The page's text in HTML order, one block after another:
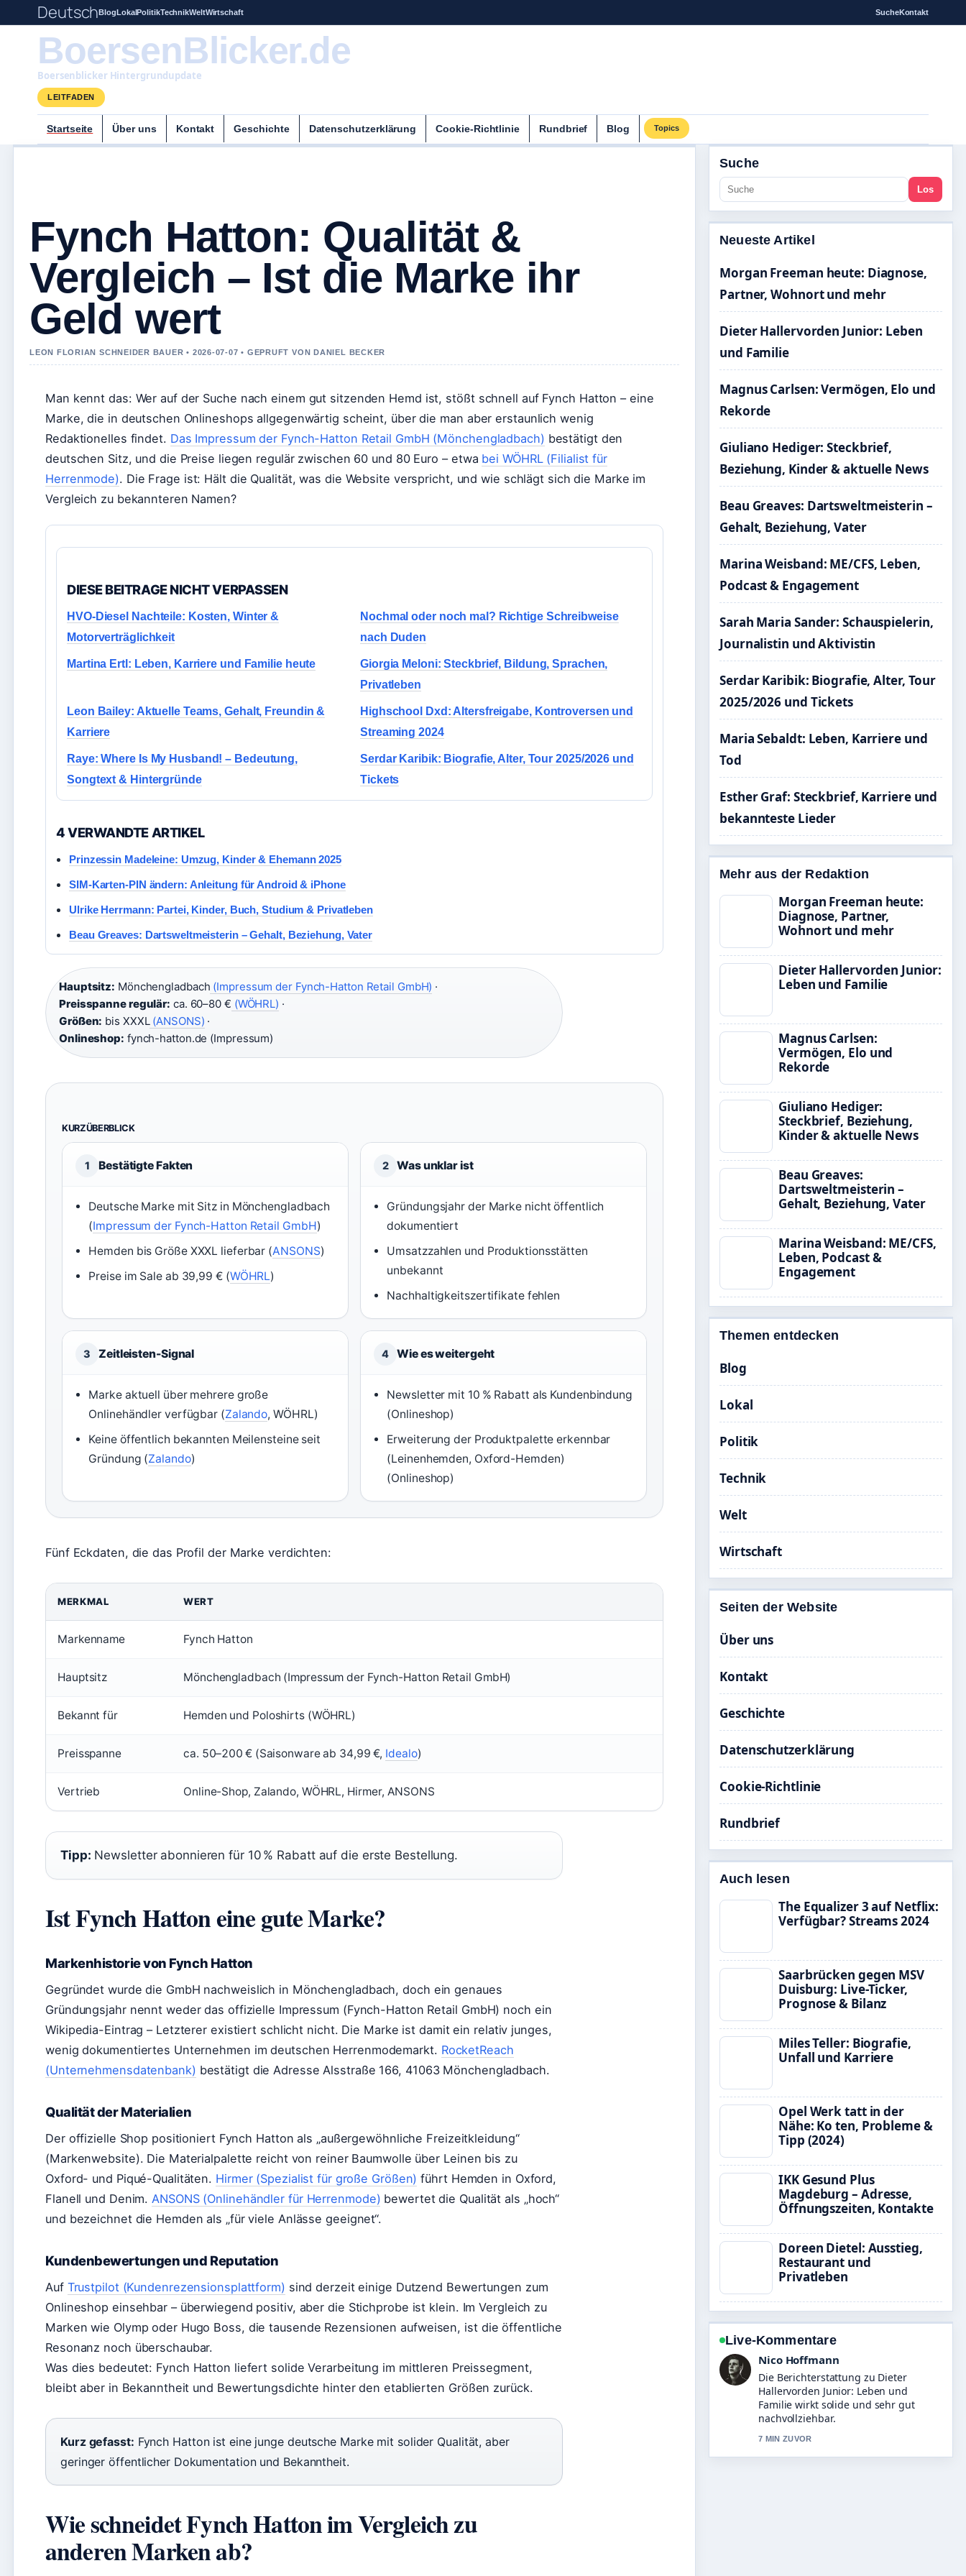
DeutschBlogLokalPolitikTechnikWeltWirtschaft SucheKontakt
BoersenBlicker.de
Boersenblicker Hintergrundupdate
LEITFADEN
Startseite Über uns Kontakt Geschichte Datenschutzerklärung Cookie-Richtlinie Rundbrief Blog Topics
Fynch Hatton: Qualität &
Vergleich – Ist die Marke ihr
Geld wert
LEON FLORIAN SCHNEIDER BAUER • 2026-07-07 • GEPRUFT VON DANIEL BECKER
Man kennt das: Wer auf der Suche nach einem gut sitzenden Hemd ist, stößt schnell auf Fynch Hatton – eine
Marke, die in deutschen Onlineshops allgegenwärtig scheint, über die man aber erstaunlich wenig
Redaktionelles findet. Das Impressum der Fynch-Hatton Retail GmbH (Mönchengladbach) bestätigt den
deutschen Sitz, und die Preise liegen regulär zwischen 60 und 80 Euro – etwa bei WÖHRL (Filialist für
Herrenmode). Die Frage ist: Hält die Qualität, was die Website verspricht, und wie schlägt sich die Marke im
Vergleich zu bekannteren Namen?
DIESE BEITRAGE NICHT VERPASSEN
HVO-Diesel Nachteile: Kosten, Winter &
Motorverträglichkeit
Nochmal oder noch mal? Richtige Schreibweise
nach Duden
Martina Ertl: Leben, Karriere und Familie heute
Giorgia Meloni: Steckbrief, Bildung, Sprachen,
Privatleben
Leon Bailey: Aktuelle Teams, Gehalt, Freundin &
Karriere
Highschool Dxd: Altersfreigabe, Kontroversen und
Streaming 2024
Raye: Where Is My Husband! – Bedeutung,
Songtext & Hintergründe
Serdar Karibik: Biografie, Alter, Tour 2025/2026 und
Tickets
4 VERWANDTE ARTIKEL
Prinzessin Madeleine: Umzug, Kinder & Ehemann 2025
SIM-Karten-PIN ändern: Anleitung für Android & iPhone
Ulrike Herrmann: Partei, Kinder, Buch, Studium & Privatleben
Beau Greaves: Dartsweltmeisterin – Gehalt, Beziehung, Vater
Hauptsitz: Mönchengladbach (Impressum der Fynch-Hatton Retail GmbH) ·
Preisspanne regulär: ca. 60–80 € (WÖHRL) ·
Größen: bis XXXL(ANSONS) ·
Onlineshop: fynch-hatton.de (Impressum)
KURZÜBERBLICK
1 Bestätigte Fakten
Deutsche Marke mit Sitz in Mönchengladbach
(Impressum der Fynch-Hatton Retail GmbH)
Hemden bis Größe XXXL lieferbar (ANSONS)
Preise im Sale ab 39,99 € (WÖHRL)
2 Was unklar ist
Gründungsjahr der Marke nicht öffentlich
dokumentiert
Umsatzzahlen und Produktionsstätten
unbekannt
Nachhaltigkeitszertifikate fehlen
3 Zeitleisten-Signal
Marke aktuell über mehrere große
Onlinehändler verfügbar (Zalando, WÖHRL)
Keine öffentlich bekannten Meilensteine seit
Gründung (Zalando)
4 Wie es weitergeht
Newsletter mit 10 % Rabatt als Kundenbindung
(Onlineshop)
Erweiterung der Produktpalette erkennbar
(Leinenhemden, Oxford-Hemden)
(Onlineshop)
Fünf Eckdaten, die das Profil der Marke verdichten:
MERKMAL WERT
Markenname Fynch Hatton
Hauptsitz Mönchengladbach (Impressum der Fynch-Hatton Retail GmbH)
Bekannt für Hemden und Poloshirts (WÖHRL)
Preisspanne ca. 50–200 € (Saisonware ab 34,99 €, Idealo)
Vertrieb Online-Shop, Zalando, WÖHRL, Hirmer, ANSONS
Tipp: Newsletter abonnieren für 10 % Rabatt auf die erste Bestellung.
Ist Fynch Hatton eine gute Marke?
Markenhistorie von Fynch Hatton
Gegründet wurde die GmbH nachweislich in Mönchengladbach, doch ein genaues
Gründungsjahr nennt weder das offizielle Impressum (Fynch-Hatton Retail GmbH) noch ein
Wikipedia-Eintrag – Letzterer existiert schlicht nicht. Die Marke ist damit ein relativ junges,
wenig dokumentiertes Unternehmen im deutschen Herrenmodemarkt. RocketReach
(Unternehmensdatenbank) bestätigt die Adresse Alsstraße 166, 41063 Mönchengladbach.
Qualität der Materialien
Der offizielle Shop positioniert Fynch Hatton als „außergewöhnliche Freizeitkleidung“
(Markenwebsite). Die Materialpalette reicht von reiner Baumwolle über Leinen bis zu
Oxford- und Piqué-Qualitäten. Hirmer (Spezialist für große Größen) führt Hemden in Oxford,
Flanell und Denim.ANSONS (Onlinehändler für Herrenmode) bewertet die Qualität als „hoch“
und bezeichnet die Hemden als „für viele Anlässe geeignet“.
Kundenbewertungen und Reputation
Auf Trustpilot (Kundenrezensionsplattform) sind derzeit einige Dutzend Bewertungen zum
Onlineshop einsehbar – überwiegend positiv, aber die Stichprobe ist klein. Im Vergleich zu
Marken wie Olymp oder Hugo Boss, die tausende Rezensionen aufweisen, ist die öffentliche
Resonanz noch überschaubar.
Was dies bedeutet: Fynch Hatton liefert solide Verarbeitung im mittleren Preissegment,
bleibt aber in Bekanntheit und Bewertungsdichte hinter den etablierten Größen zurück.
Kurz gefasst: Fynch Hatton ist eine junge deutsche Marke mit solider Qualität, aber
geringer öffentlicher Dokumentation und Bekanntheit.
Wie schneidet Fynch Hatton im Vergleich zu
anderen Marken ab?
Suche
Los
Neueste Artikel
Morgan Freeman heute: Diagnose,
Partner, Wohnort und mehr
Dieter Hallervorden Junior: Leben
und Familie
Magnus Carlsen: Vermögen, Elo und
Rekorde
Giuliano Hediger: Steckbrief,
Beziehung, Kinder & aktuelle News
Beau Greaves: Dartsweltmeisterin –
Gehalt, Beziehung, Vater
Marina Weisband: ME/CFS, Leben,
Podcast & Engagement
Sarah Maria Sander: Schauspielerin,
Journalistin und Aktivistin
Serdar Karibik: Biografie, Alter, Tour
2025/2026 und Tickets
Maria Sebaldt: Leben, Karriere und
Tod
Esther Graf: Steckbrief, Karriere und
bekannteste Lieder
Mehr aus der Redaktion
Morgan Freeman heute:
Diagnose, Partner,
Wohnort und mehr
Dieter Hallervorden Junior:
Leben und Familie
Magnus Carlsen:
Vermögen, Elo und
Rekorde
Giuliano Hediger:
Steckbrief, Beziehung,
Kinder & aktuelle News
Beau Greaves:
Dartsweltmeisterin –
Gehalt, Beziehung, Vater
Marina Weisband: ME/CFS,
Leben, Podcast &
Engagement
Themen entdecken
Blog
Lokal
Politik
Technik
Welt
Wirtschaft
Seiten der Website
Über uns
Kontakt
Geschichte
Datenschutzerklärung
Cookie-Richtlinie
Rundbrief
Auch lesen
The Equalizer 3 auf Netflix:
Verfügbar? Streams 2024
Saarbrücken gegen MSV
Duisburg: Live-Ticker,
Prognose & Bilanz
Miles Teller: Biografie,
Unfall und Karriere
Opel Werk tatt in der
Nähe: Ko ten, Probleme &
Tipp (2024)
IKK Gesund Plus
Magdeburg – Adresse,
Öffnungszeiten, Kontakte
Doreen Dietel: Ausstieg,
Restaurant und
Privatleben
Live-Kommentare
Hannah Weber
Gute Verifikationsarbeit zu Magnus
Carlsen: Vermögen, Elo und Rekorde.
Mehr Medien sollten so schreiben.
9 MIN ZUVOR